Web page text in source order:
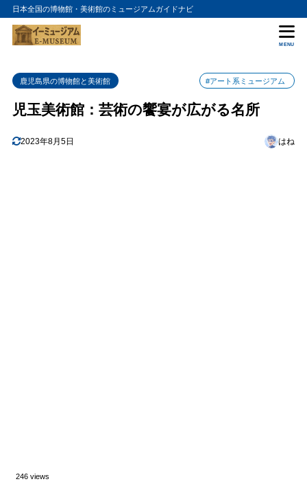
日本全国の博物館・美術館のミュージアムガイドナビ
MENU
鹿児島県の博物館と美術館 #アート系ミュージアム
児玉美術館：芸術の饗宴が広がる名所
2023年8月5日 はね
246 views
目次
1 美術館の歴史
3 特別展示
4 アクセス情報